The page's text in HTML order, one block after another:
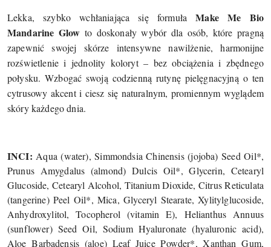
Lekka, szybko wchłaniająca się formułaMake Me Bio
Mandarine Glow to doskonały wybór dla osób, które pragną
zapewnić swojej skórze intensywne nawilżenie, harmonijne
rozświetlenie i jednolity koloryt – bez obciążenia i zbędnego
połysku. Wzbogać swoją codzienną rutynę pielęgnacyjną o ten
cytrusowy akcent i ciesz się naturalnym, promiennym wyglądem
skóry każdego dnia.
INCI: Aqua (water), Simmondsia Chinensis (jojoba) Seed Oil*,
Prunus Amygdalus (almond) Dulcis Oil*, Glycerin, Cetearyl
Glucoside, Cetearyl Alcohol, Titanium Dioxide, Citrus Reticulata
(tangerine) Peel Oil*, Mica, Glyceryl Stearate, Xylitylglucoside,
Anhydroxylitol, Tocopherol (vitamin E), Helianthus Annuus
(sunflower) Seed Oil, Sodium Hyaluronate (hyaluronic acid),
Aloe Barbadensis (aloe) Leaf Juice Powder*, Xanthan Gum,